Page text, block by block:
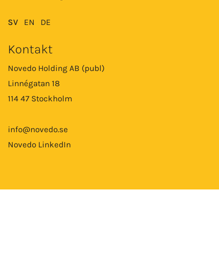
SV EN DE
Kontakt
Novedo Holding AB (publ)
Linnégatan 18
114 47 Stockholm
info@novedo.se
Novedo LinkedIn